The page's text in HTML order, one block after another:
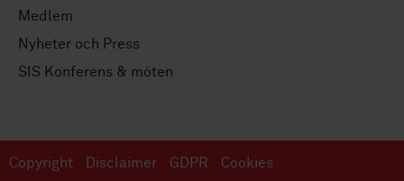
Medlem
Nyheter och Press
SIS Konferens & möten
Copyright Disclaimer GDPR Cookies